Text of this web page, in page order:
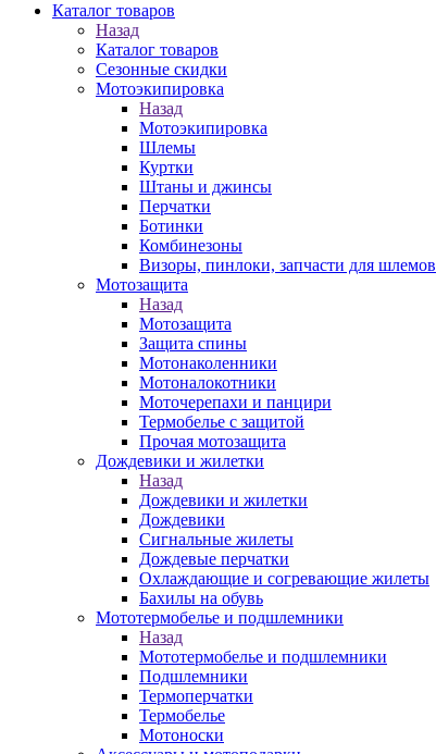
Каталог товаров
Назад
Каталог товаров
Сезонные скидки
Мотоэкипировка
Назад
Мотоэкипировка
Шлемы
Куртки
Штаны и джинсы
Перчатки
Ботинки
Комбинезоны
Визоры, пинлоки, запчасти для шлемов
Мотозащита
Назад
Мотозащита
Защита спины
Мотонаколенники
Мотоналокотники
Моточерепахи и панцири
Термобелье с защитой
Прочая мотозащита
Дождевики и жилетки
Назад
Дождевики и жилетки
Дождевики
Сигнальные жилеты
Дождевые перчатки
Охлаждающие и согревающие жилеты
Бахилы на обувь
Мототермобелье и подшлемники
Назад
Мототермобелье и подшлемники
Подшлемники
Термоперчатки
Термобелье
Мотоноски